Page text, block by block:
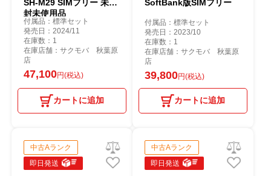
SH-M29 SIMフリー 未開
封未使用品
付属品：標準セット
発売日：2024/11
在庫数：1
在庫店舗：サクモバ 秋葉原
店
47,100円(税込)
カートに追加
SoftBank版SIMフリー
付属品：標準セット
発売日：2023/10
在庫数：1
在庫店舗：サクモバ 秋葉原
店
39,800円(税込)
カートに追加
中古Aランク
即日発送
中古Aランク
即日発送